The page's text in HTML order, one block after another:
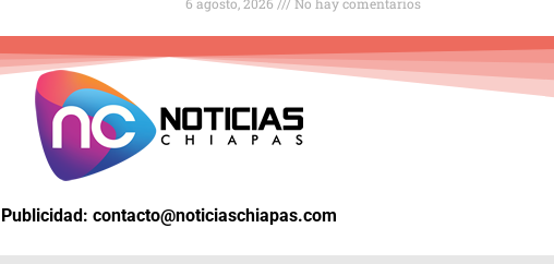
Publicidad: contacto@noticiaschiapas.com